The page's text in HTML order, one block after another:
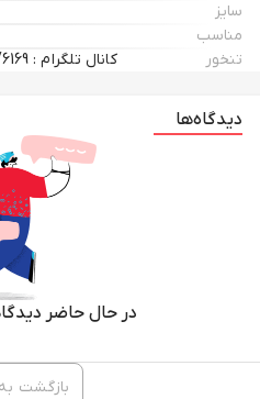
سایز
مناسب
تنخور
کانال تلگرام : https://t.me/Eugenmall_com/6169
دیدگاه‌ها
در حال حاضر
بازگشت به